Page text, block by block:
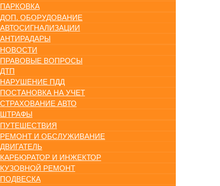
ПАРКОВКА
ДОП. ОБОРУДОВАНИЕ
АВТОСИГНАЛИЗАЦИИ
АНТИРАДАРЫ
НОВОСТИ
ПРАВОВЫЕ ВОПРОСЫ
ДТП
НАРУШЕНИЕ ПДД
ПОСТАНОВКА НА УЧЕТ
СТРАХОВАНИЕ АВТО
ШТРАФЫ
ПУТЕШЕСТВИЯ
РЕМОНТ И ОБСЛУЖИВАНИЕ
ДВИГАТЕЛЬ
КАРБЮРАТОР И ИНЖЕКТОР
КУЗОВНОЙ РЕМОНТ
ПОДВЕСКА